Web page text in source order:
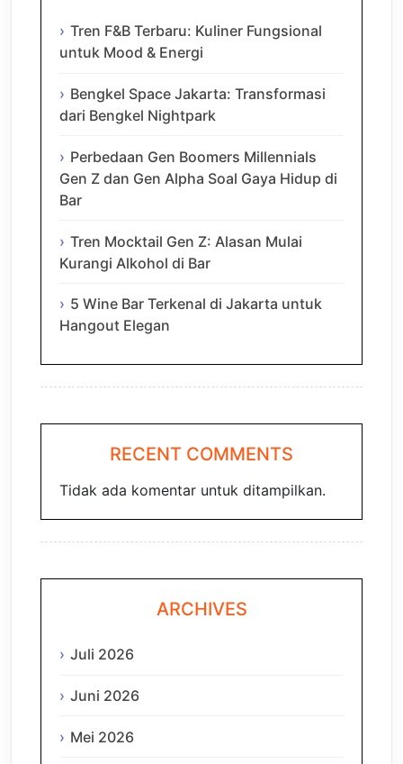
Tren F&B Terbaru: Kuliner Fungsional
untuk Mood & Energi
Bengkel Space Jakarta: Transformasi
dari Bengkel Nightpark
Perbedaan Gen Boomers Millennials
Gen Z dan Gen Alpha Soal Gaya Hidup di
Bar
Tren Mocktail Gen Z: Alasan Mulai
Kurangi Alkohol di Bar
5 Wine Bar Terkenal di Jakarta untuk
Hangout Elegan
RECENT COMMENTS
Tidak ada komentar untuk ditampilkan.
ARCHIVES
Juli 2026
Juni 2026
Mei 2026